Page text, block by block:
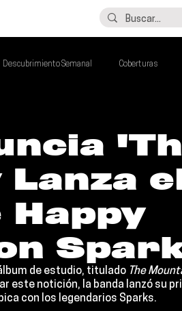
Descubrimiento Semanal Coberturas
Álbumes de la Semana
Happy
de estudio, titulado The
este notición, la banda lanzó su
con los legendarios Sparks.